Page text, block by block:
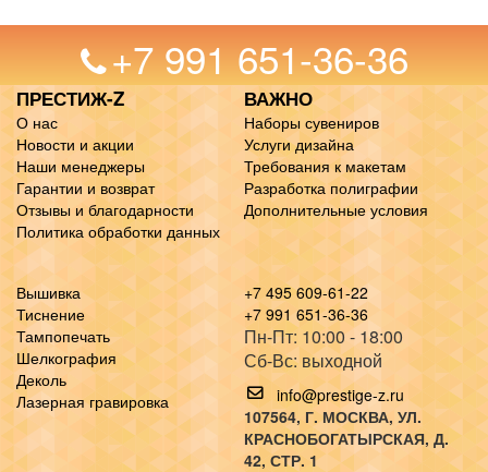
+7 991 651-36-36
ПРЕСТИЖ-Z
О нас
Новости и акции
Наши менеджеры
Гарантии и возврат
Отзывы и благодарности
Политика обработки данных
ВАЖНО
Наборы сувениров
Услуги дизайна
Требования к макетам
Разработка полиграфии
Дополнительные условия
Вышивка
Тиснение
Тампопечать
Шелкография
Деколь
Лазерная гравировка
+7 495 609-61-22
+7 991 651-36-36
Пн-Пт: 10:00 - 18:00
Сб-Вс: выходной
info@prestige-z.ru
107564, Г. МОСКВА, УЛ.
КРАСНОБОГАТЫРСКАЯ, Д.
42, СТР. 1